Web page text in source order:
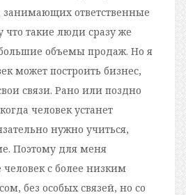
занимающих ответственные
что такие люди сразу же
объемы продаж. Но я
может построить бизнес,
связи. Рано или поздно
человек устанет
нужно учиться,
Поэтому для меня
с более низким
без особых связей, но со